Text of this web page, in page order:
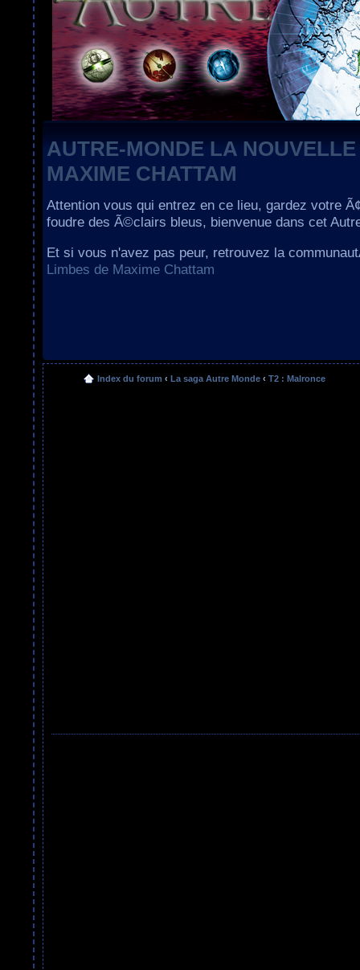
AUTRE-MONDE LA
MAXIME CHATTAM
Attention vous qui entrez en ce lieu, gardez votre
foudre des Ã©clairs bleus, bienvenue dans cet
Et si vous n'avez pas peur, retrouvez la
Limbes de Maxime Chattam
Index du forum ‹ La saga Autre Monde ‹ T2 : Malronce